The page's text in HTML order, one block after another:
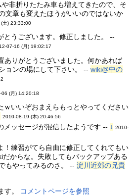
や非折りたたみ車も増えてきたので、そ
文章も変えたほうがいいのではないか
土) 23:33:00
とうございます。修正しました。 --
07-16 (月) 19:02:17
ありがとうございました。何かあれば
ョンの場にして下さい。 --wiki@中の
06 (月) 14:20:18
ｗいいぞおまえらもっとやってください
2010-08-19 (木) 20:46:56
メッセージが混信したようです -- ↓ 2010-
！練習がてら自由に修正してくれてもい
だからな。失敗してもバックアップある
もやってみるのさ。 --淀川近郊の兄貴
す。 コメントページを参照